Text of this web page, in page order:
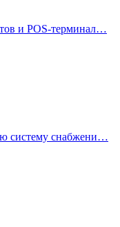
и POS-терминал…
систему снабжени…